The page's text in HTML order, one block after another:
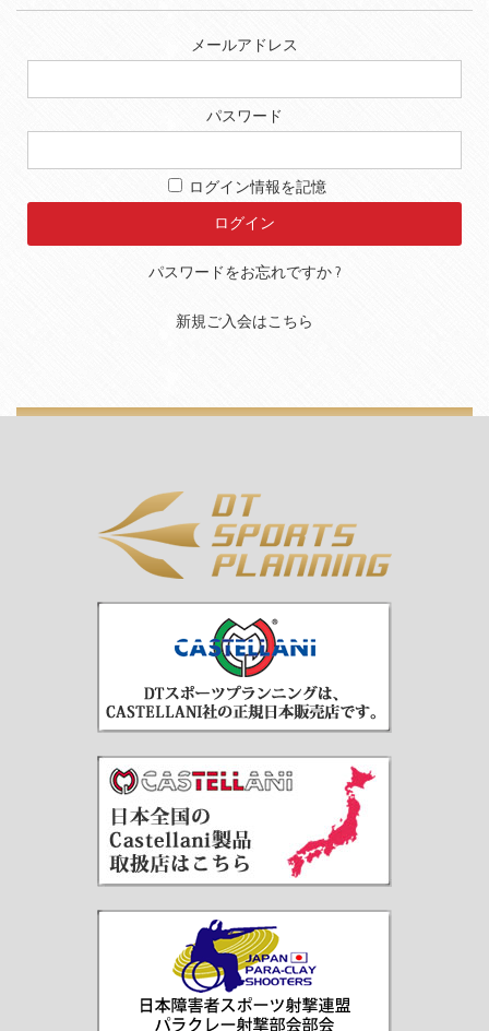
メールアドレス
パスワード
ログイン情報を記憶
パスワードをお忘れですか ?
新規ご入会はこちら